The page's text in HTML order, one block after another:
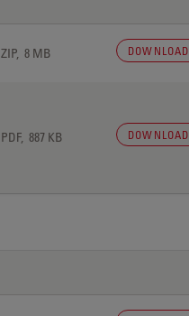
ZIP, 8 MB DOWNLOAD
PDF, 887 KB DOWNLOAD